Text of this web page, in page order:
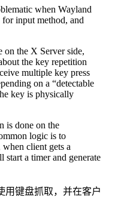
when Wayland
for input method, and
on the X Server side,
the key repetition
multiple key press
on a “detectable
key is physically
is done on the
logic is to
client gets a
a timer and generate
用键盘抓取，并在客户